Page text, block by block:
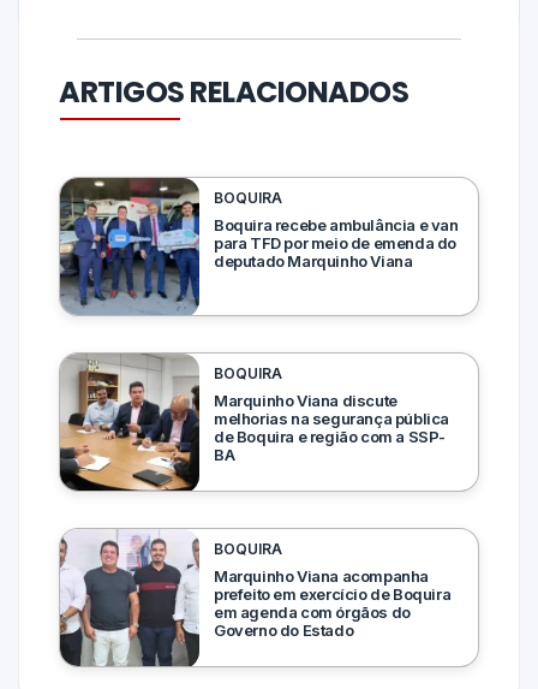
ARTIGOS RELACIONADOS
BOQUIRA
Boquira recebe ambulância e van
para TFD por meio de emenda do
deputado Marquinho Viana
BOQUIRA
Marquinho Viana discute
melhorias na segurança pública
de Boquira e região com a SSP-
BA
BOQUIRA
Marquinho Viana acompanha
prefeito em exercício de Boquira
em agenda com órgãos do
Governo do Estado